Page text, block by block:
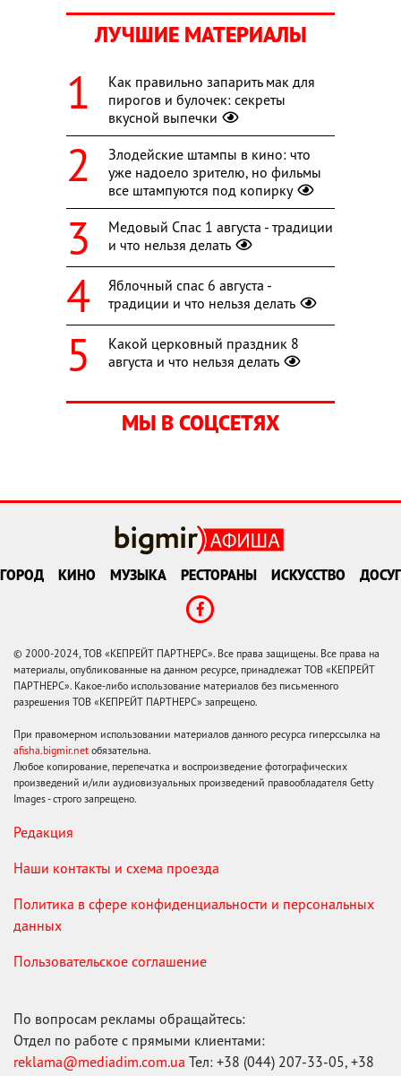
ЛУЧШИЕ МАТЕРИАЛЫ
Как правильно запарить мак для
пирогов и булочек: секреты
вкусной выпечки
Злодейские штампы в кино: что
уже надоело зрителю, но фильмы
все штампуются под копирку
Медовый Спас 1 августа - традиции
и что нельзя делать
Яблочный спас 6 августа -
традиции и что нельзя делать
Какой церковный праздник 8
августа и что нельзя делать
МЫ В СОЦСЕТЯХ
ГОРОД КИНО МУЗЫКА РЕСТОРАНЫ ИСКУССТВО ДОСУГ
© 2000-2024, ТОВ «КЕПРЕЙТ ПАРТНЕРС». Все права защищены. Все права на
материалы, опубликованные на данном ресурсе, принадлежат ТОВ «КЕПРЕЙТ
ПАРТНЕРС». Какое-либо использование материалов без письменного
разрешения ТОВ «КЕПРЕЙТ ПАРТНЕРС» запрещено.
При правомерном использовании материалов данного ресурса гиперссылка на
afisha.bigmir.net обязательна.
Любое копирование, перепечатка и воспроизведение фотографических
произведений и/или аудиовизуальных произведений правообладателя Getty
Images - строго запрещено.
Редакция
Наши контакты и схема проезда
Политика в сфере конфиденциальности и персональных
данных
Пользовательское соглашение
По вопросам рекламы обращайтесь:
Отдел по работе с прямыми клиентами:
reklama@mediadim.com.ua Тел: +38 (044) 207-33-05, +38